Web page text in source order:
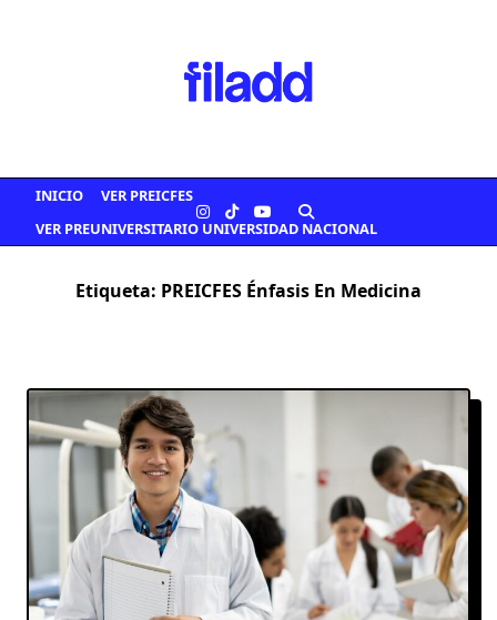
INICIO
VER PREICFES
VER PREUNIVERSITARIO UNIVERSIDAD NACIONAL
Etiqueta: PREICFES Énfasis En Medicina